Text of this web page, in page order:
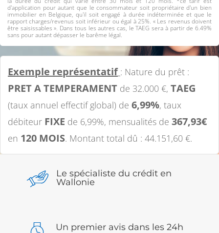
d'application pour autant que le consommateur soit propriétaire d'un bien
immobilier en Belgique, qu'il soit engagé à durée indéterminée et que le
rapport charges/revenus soit inférieur ou égal à 25%. « Les revenus doivent
être saisissables ». Dans tous les autres cas, le TAEG sera à partir de 6.49%
sans pour autant dépasser le barême légal.
Exemple représentatif : Nature du prêt :
PRET A TEMPERAMENT de 32.000 €, TAEG
(taux annuel effectif global) de 6,99%, taux
débiteur FIXE de 6,99%, mensualités de 367,93€
en 120 MOIS. Montant total dû : 44.151,60 €.
Le spécialiste du crédit en
Wallonie
Un premier avis dans les 24h